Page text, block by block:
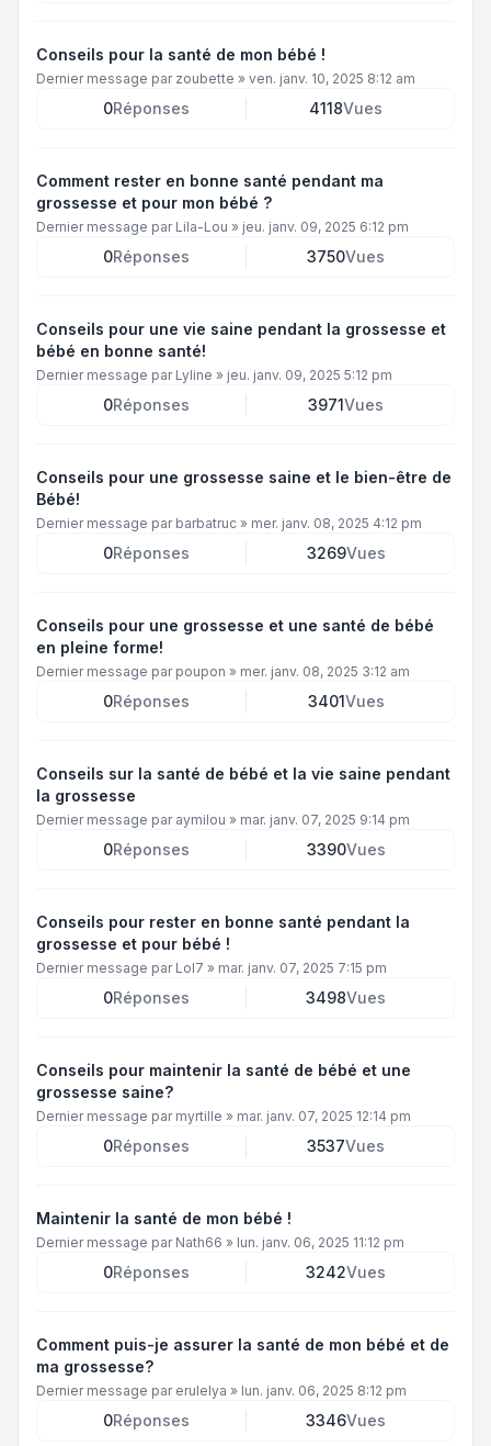
Conseils pour la santé de mon bébé !
Dernier message par zoubette » ven. janv. 10, 2025 8:12 am
0Réponses 4118Vues
Comment rester en bonne santé pendant ma
grossesse et pour mon bébé ?
Dernier message par Lila-Lou » jeu. janv. 09, 2025 6:12 pm
0Réponses 3750Vues
Conseils pour une vie saine pendant la grossesse et
bébé en bonne santé!
Dernier message par Lyline » jeu. janv. 09, 2025 5:12 pm
0Réponses 3971Vues
Conseils pour une grossesse saine et le bien-être de
Bébé!
Dernier message par barbatruc » mer. janv. 08, 2025 4:12 pm
0Réponses 3269Vues
Conseils pour une grossesse et une santé de bébé
en pleine forme!
Dernier message par poupon » mer. janv. 08, 2025 3:12 am
0Réponses 3401Vues
Conseils sur la santé de bébé et la vie saine pendant
la grossesse
Dernier message par aymilou » mar. janv. 07, 2025 9:14 pm
0Réponses 3390Vues
Conseils pour rester en bonne santé pendant la
grossesse et pour bébé !
Dernier message par Lol7 » mar. janv. 07, 2025 7:15 pm
0Réponses 3498Vues
Conseils pour maintenir la santé de bébé et une
grossesse saine?
Dernier message par myrtille » mar. janv. 07, 2025 12:14 pm
0Réponses 3537Vues
Maintenir la santé de mon bébé !
Dernier message par Nath66 » lun. janv. 06, 2025 11:12 pm
0Réponses 3242Vues
Comment puis-je assurer la santé de mon bébé et de
ma grossesse?
Dernier message par erulelya » lun. janv. 06, 2025 8:12 pm
0Réponses 3346Vues